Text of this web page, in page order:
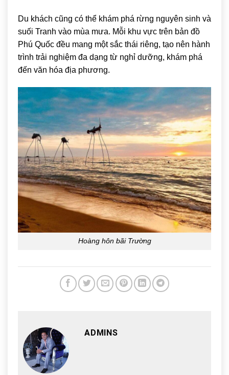
Du khách cũng có thể khám phá rừng nguyên sinh và
suối Tranh vào mùa mưa. Mỗi khu vực trên bản đồ
Phú Quốc đều mang một sắc thái riêng, tạo nên hành
trình trải nghiệm đa dạng từ nghỉ dưỡng, khám phá
đến văn hóa địa phương.
Hoàng hôn bãi Trường
ADMINS